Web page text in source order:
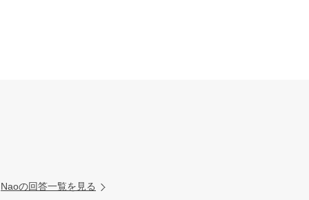
Naoの回答一覧を見る